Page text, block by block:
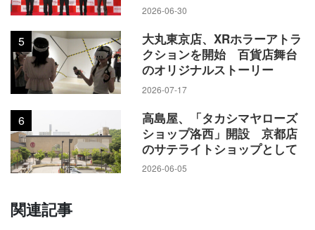
2026-06-30
5
大丸東京店、XRホラーアトラ
クションを開始 百貨店舞台
のオリジナルストーリー
2026-07-17
6
高島屋、「タカシマヤローズ
ショップ洛西」開設 京都店
のサテライトショップとして
2026-06-05
関連記事